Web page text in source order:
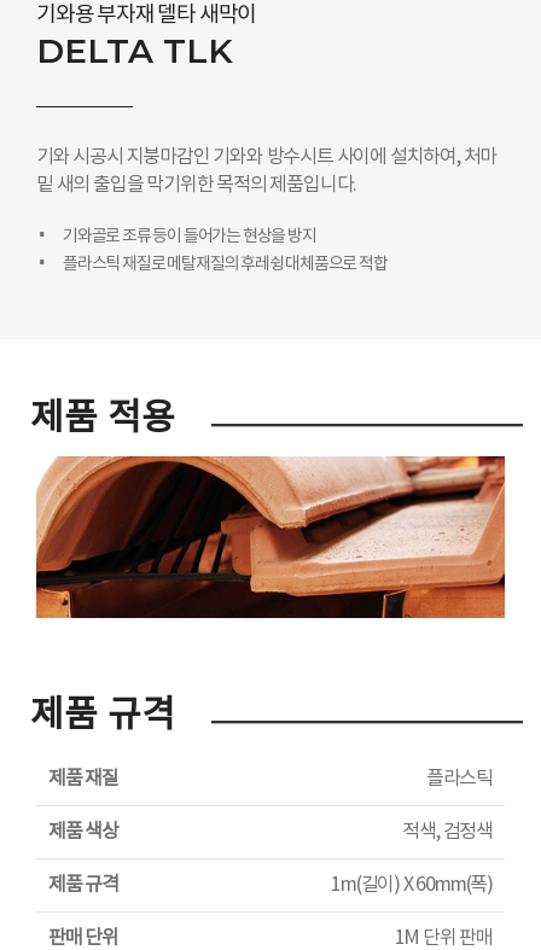
기와용 부자재 델타 새막이
DELTA TLK
기와 시공시 지붕마감인 기와와 방수시트 사이에 설치하여, 처마
밑 새의 출입을 막기위한 목적의 제품입니다.
기와골로 조류 등이 들어가는 현상을 방지
플라스틱 재질로 메탈재질의 후레슁 대체품으로 적합
제품 적용
제품 규격
제품 재질 플라스틱
제품 색상 적색, 검정색
제품 규격 1m(길이) X 60mm(폭)
판매 단위 1M 단위 판매